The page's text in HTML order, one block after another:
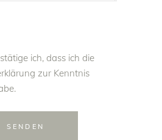
ich, dass ich die
zur Kenntnis
SENDEN